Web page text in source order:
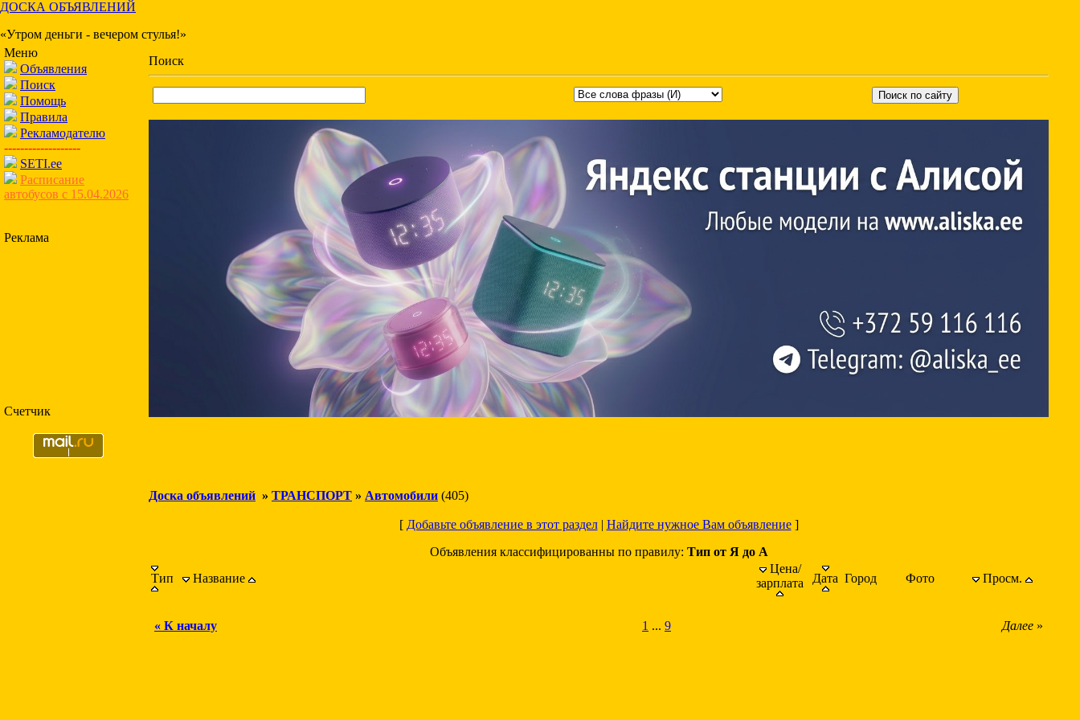
ДОСКА ОБЪЯВЛЕНИЙ
«Утром деньги - вечером стулья!»
Меню
Объявления
Поиск
Помощь
Правила
Рекламодателю
-------------------
SETI.ee
Расписание
автобусов с 15.04.2026
Реклама
Счетчик
Поиск
Доска объявлений » ТРАНСПОРТ » Автомобили (405)
[ Добавьте объявление в этот раздел| Найдите нужное Вам объявление]
Объявления классифицированны по правилу: Тип от Я до А
Тип
Название
Цена/
зарплата
Дата Город Фото Просм.
« К началу 1 ... 9 Далее »